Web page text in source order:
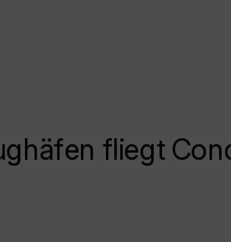
fliegt